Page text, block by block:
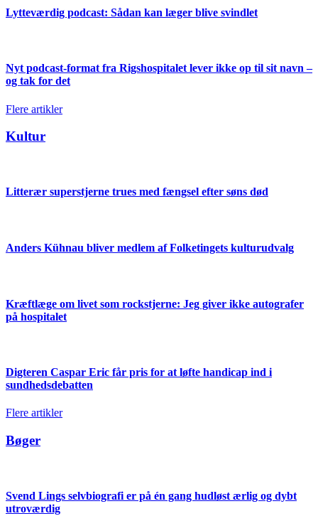
Lytteværdig podcast: Sådan kan læger blive svindlet
Nyt podcast-format fra Rigshospitalet lever ikke op til sit navn –
og tak for det
Flere artikler
Kultur
Litterær superstjerne trues med fængsel efter søns død
Anders Kühnau bliver medlem af Folketingets kulturudvalg
Kræftlæge om livet som rockstjerne: Jeg giver ikke autografer
på hospitalet
Digteren Caspar Eric får pris for at løfte handicap ind i
sundhedsdebatten
Flere artikler
Bøger
Svend Lings selvbiografi er på én gang hudløst ærlig og dybt
utroværdig